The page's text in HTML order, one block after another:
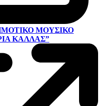
ΜΟΥΣΙΚΌ
ΚΆΛΛΑΣ”